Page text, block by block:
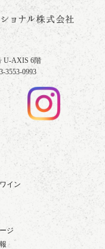
U-AXIS 6階
3553-0993
イン
ジ